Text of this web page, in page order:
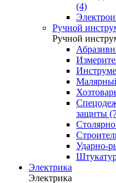
(4)
Ручной
Ручной
защиты
Ударно-
Электрика
Электрика